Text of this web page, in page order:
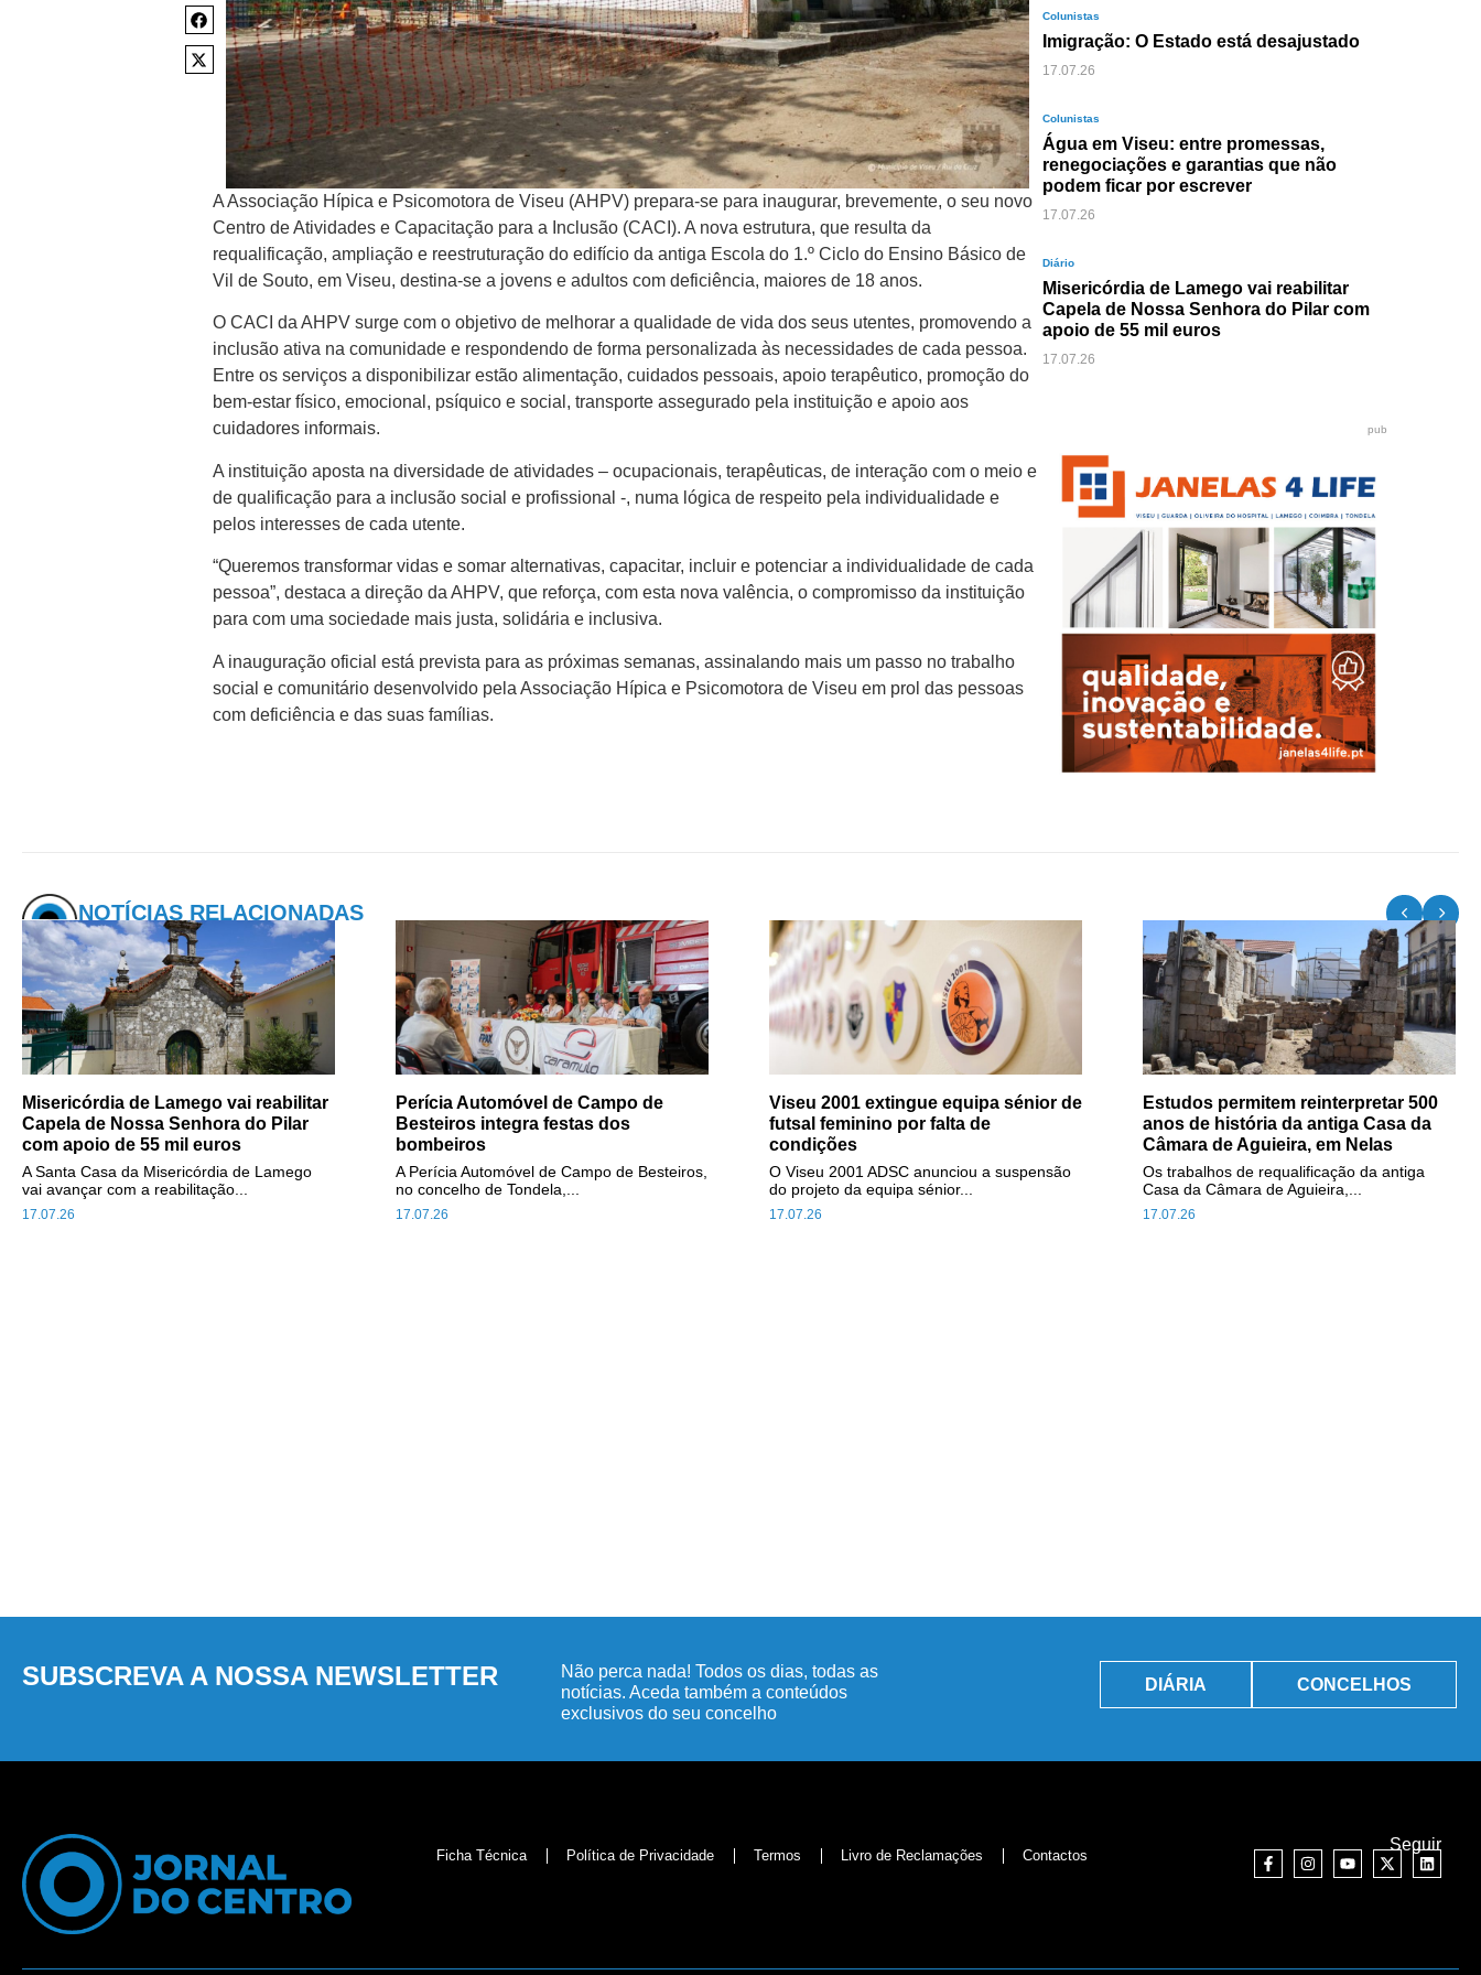
A Associação Hípica e Psicomotora de Viseu (AHPV) prepara-se para inaugurar, brevemente, o seu novo
Centro de Atividades e Capacitação para a Inclusão (CACI). A nova estrutura, que resulta da
requalificação, ampliação e reestruturação do edifício da antiga Escola do 1.º Ciclo do Ensino Básico de
Vil de Souto, em Viseu, destina-se a jovens e adultos com deficiência, maiores de 18 anos.
O CACI da AHPV surge com o objetivo de melhorar a qualidade de vida dos seus utentes, promovendo a
inclusão ativa na comunidade e respondendo de forma personalizada às necessidades de cada pessoa.
Entre os serviços a disponibilizar estão alimentação, cuidados pessoais, apoio terapêutico, promoção do
bem-estar físico, emocional, psíquico e social, transporte assegurado pela instituição e apoio aos
cuidadores informais.
A instituição aposta na diversidade de atividades – ocupacionais, terapêuticas, de interação com o meio e
de qualificação para a inclusão social e profissional -, numa lógica de respeito pela individualidade e
pelos interesses de cada utente.
“Queremos transformar vidas e somar alternativas, capacitar, incluir e potenciar a individualidade de cada
pessoa”, destaca a direção da AHPV, que reforça, com esta nova valência, o compromisso da instituição
para com uma sociedade mais justa, solidária e inclusiva.
A inauguração oficial está prevista para as próximas semanas, assinalando mais um passo no trabalho
social e comunitário desenvolvido pela Associação Hípica e Psicomotora de Viseu em prol das pessoas
com deficiência e das suas famílias.
Colunistas
Imigração: O Estado está desajustado
17.07.26
Colunistas
Água em Viseu: entre promessas,
renegociações e garantias que não
podem ficar por escrever
17.07.26
Diário
Misericórdia de Lamego vai reabilitar
Capela de Nossa Senhora do Pilar com
apoio de 55 mil euros
17.07.26
pub
NOTÍCIAS RELACIONADAS
Misericórdia de Lamego vai reabilitar
Capela de Nossa Senhora do Pilar
com apoio de 55 mil euros
17.07.26
A Santa Casa da Misericórdia de Lamego
vai avançar com a reabilitação...
Perícia Automóvel de Campo de
Besteiros integra festas dos
bombeiros
17.07.26
A Perícia Automóvel de Campo de Besteiros,
no concelho de Tondela,...
Viseu 2001 extingue equipa sénior de
futsal feminino por falta de
condições
17.07.26
O Viseu 2001 ADSC anunciou a suspensão
do projeto da equipa sénior...
Estudos permitem reinterpretar 500
anos de história da antiga Casa da
Câmara de Aguieira, em Nelas
17.07.26
Os trabalhos de requalificação da antiga
Casa da Câmara de Aguieira,...
SUBSCREVA A NOSSA NEWSLETTER
Não perca nada! Todos os dias, todas as
notícias. Aceda também a conteúdos
exclusivos do seu concelho
DIÁRIA CONCELHOS
Ficha Técnica Política de Privacidade Termos Livro de Reclamações Contactos
Seguir